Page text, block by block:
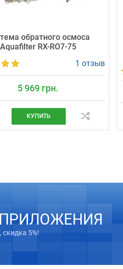
обратного осмоса
Aquafilter RX-RO7-75
1 отзыв
5 969 грн.
КУПИТЬ
5%!